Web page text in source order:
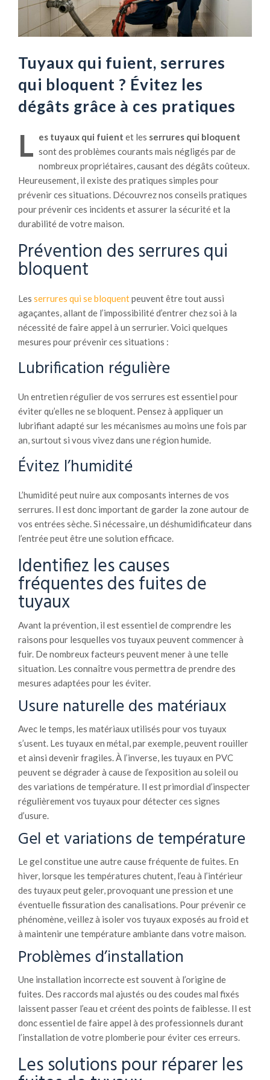
Tuyaux qui fuient, serrures
qui bloquent ? Évitez les
dégâts grâce à ces pratiques
L es tuyaux qui fuient et les serrures qui bloquent
sont des problèmes courants mais négligés par de
nombreux propriétaires, causant des dégâts coûteux.
Heureusement, il existe des pratiques simples pour
prévenir ces situations. Découvrez nos conseils pratiques
pour prévenir ces incidents et assurer la sécurité et la
durabilité de votre maison.
Prévention des serrures qui
bloquent
Les serrures qui se bloquentpeuvent être tout aussi
agaçantes, allant de l’impossibilité d’entrer chez soi à la
nécessité de faire appel à un serrurier. Voici quelques
mesures pour prévenir ces situations :
Lubrification régulière
Un entretien régulier de vos serrures est essentiel pour
éviter qu’elles ne se bloquent. Pensez à appliquer un
lubrifiant adapté sur les mécanismes au moins une fois par
an, surtout si vous vivez dans une région humide.
Évitez l’humidité
L’humidité peut nuire aux composants internes de vos
serrures. Il est donc important de garder la zone autour de
vos entrées sèche. Si nécessaire, un déshumidificateur dans
l’entrée peut être une solution efficace.
Identifiez les causes
fréquentes des fuites de
tuyaux
Avant la prévention, il est essentiel de comprendre les
raisons pour lesquelles vos tuyaux peuvent commencer à
fuir. De nombreux facteurs peuvent mener à une telle
situation. Les connaître vous permettra de prendre des
mesures adaptées pour les éviter.
Usure naturelle des matériaux
Avec le temps, les matériaux utilisés pour vos tuyaux
s’usent. Les tuyaux en métal, par exemple, peuvent rouiller
et ainsi devenir fragiles. À l’inverse, les tuyaux en PVC
peuvent se dégrader à cause de l’exposition au soleil ou
des variations de température. Il est primordial d’inspecter
régulièrement vos tuyaux pour détecter ces signes
d’usure.
Gel et variations de température
Le gel constitue une autre cause fréquente de fuites. En
hiver, lorsque les températures chutent, l’eau à l’intérieur
des tuyaux peut geler, provoquant une pression et une
éventuelle fissuration des canalisations. Pour prévenir ce
phénomène, veillez à isoler vos tuyaux exposés au froid et
à maintenir une température ambiante dans votre maison.
Problèmes d’installation
Une installation incorrecte est souvent à l’origine de
fuites. Des raccords mal ajustés ou des coudes mal fixés
laissent passer l’eau et créent des points de faiblesse. Il est
donc essentiel de faire appel à des professionnels durant
l’installation de votre plomberie pour éviter ces erreurs.
Les solutions pour réparer les